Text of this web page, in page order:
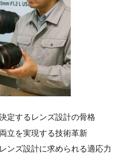
定するレンズ設計の骨格
立を実現する技術革新
ンズ設計に求められる適応力